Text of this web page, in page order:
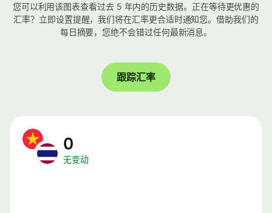
您可以利用该图表查看过去 5 年内的历史数据。正在等待更优惠的
汇率？立即设置提醒，我们将在汇率更合适时通知您。借助我们的
每日摘要，您绝不会错过任何最新消息。
跟踪汇率
0
无变动